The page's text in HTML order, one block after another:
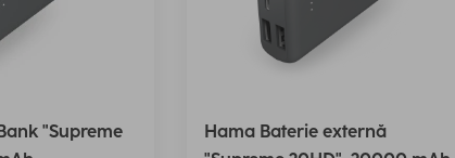
"Supreme
Hama Baterie externă